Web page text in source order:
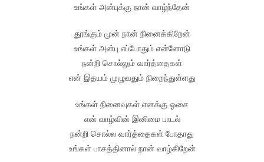
உங்கள் அன்புக்கு நான் வாழ்ந்தேன்
தூங்கும் முன் நான் நினைக்கிறேன்
உங்கள் அன்பு எப்போதும் என்னோடு
நன்றி சொல்லும் வார்த்தைகள்
என் இதயம் முழுவதும் நிறைந்துள்ளது
உங்கள் நினைவுகள் எனக்கு ஓசை
என் வாழ்வின் இனிமை பாடல்
நன்றி சொல்ல வார்த்தைகள் போதாது
உங்கள் பாசத்தினால் நான் வாழ்கிறேன்